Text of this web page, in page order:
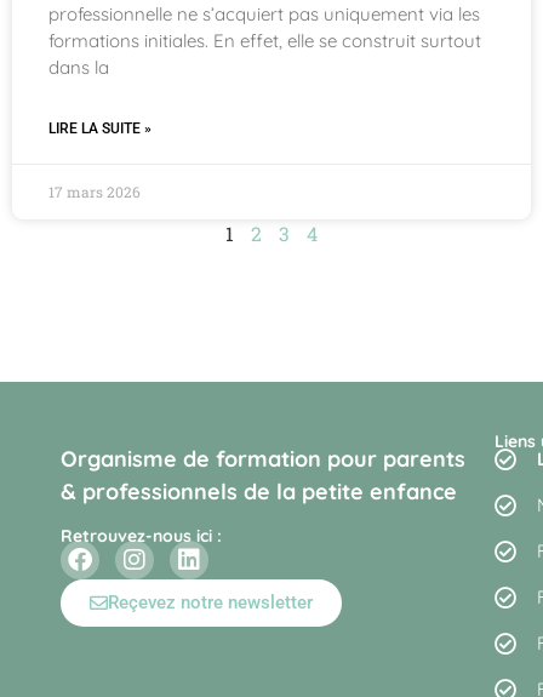
professionnelle ne s’acquiert pas uniquement via les
formations initiales. En effet, elle se construit surtout
dans la
LIRE LA SUITE »
17 mars 2026
1 2 3 4
Organisme de formation pour parents
& professionnels de la petite enfance
Retrouvez-nous ici :
Reçevez notre newsletter
Liens